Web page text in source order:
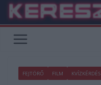
Skip
content
FEJTÖRŐ FILM KVÍZKÉRDÉS